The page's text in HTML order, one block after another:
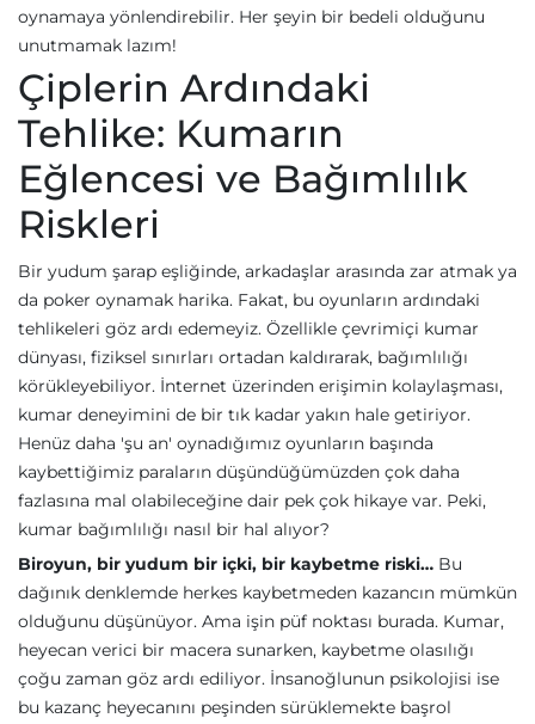
oynamaya yönlendirebilir. Her şeyin bir bedeli olduğunu
unutmamak lazım!
Çiplerin Ardındaki
Tehlike: Kumarın
Eğlencesi ve Bağımlılık
Riskleri
Bir yudum şarap eşliğinde, arkadaşlar arasında zar atmak ya
da poker oynamak harika. Fakat, bu oyunların ardındaki
tehlikeleri göz ardı edemeyiz. Özellikle çevrimiçi kumar
dünyası, fiziksel sınırları ortadan kaldırarak, bağımlılığı
körükleyebiliyor. İnternet üzerinden erişimin kolaylaşması,
kumar deneyimini de bir tık kadar yakın hale getiriyor.
Henüz daha 'şu an' oynadığımız oyunların başında
kaybettiğimiz paraların düşündüğümüzden çok daha
fazlasına mal olabileceğine dair pek çok hikaye var. Peki,
kumar bağımlılığı nasıl bir hal alıyor?
Biroyun, bir yudum bir içki, bir kaybetme riski… Bu
dağınık denklemde herkes kaybetmeden kazancın mümkün
olduğunu düşünüyor. Ama işin püf noktası burada. Kumar,
heyecan verici bir macera sunarken, kaybetme olasılığı
çoğu zaman göz ardı ediliyor. İnsanoğlunun psikolojisi ise
bu kazanç heyecanını peşinden sürüklemekte başrol